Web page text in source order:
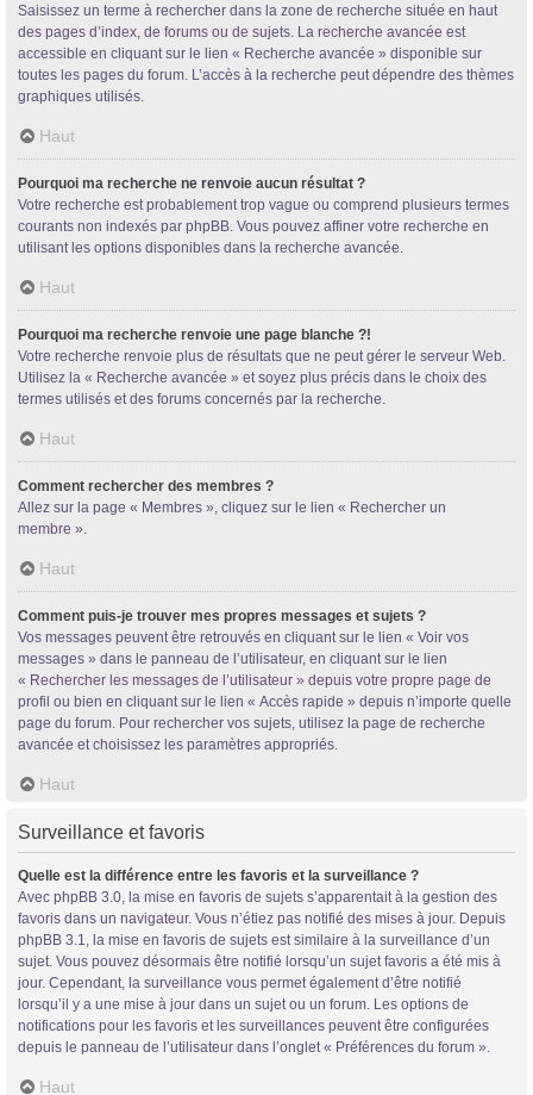
Saisissez un terme à rechercher dans la zone de recherche située en haut
des pages d’index, de forums ou de sujets. La recherche avancée est
accessible en cliquant sur le lien « Recherche avancée » disponible sur
toutes les pages du forum. L’accès à la recherche peut dépendre des thèmes
graphiques utilisés.
Haut
Pourquoi ma recherche ne renvoie aucun résultat ?
Votre recherche est probablement trop vague ou comprend plusieurs termes
courants non indexés par phpBB. Vous pouvez affiner votre recherche en
utilisant les options disponibles dans la recherche avancée.
Haut
Pourquoi ma recherche renvoie une page blanche ?!
Votre recherche renvoie plus de résultats que ne peut gérer le serveur Web.
Utilisez la « Recherche avancée » et soyez plus précis dans le choix des
termes utilisés et des forums concernés par la recherche.
Haut
Comment rechercher des membres ?
Allez sur la page « Membres », cliquez sur le lien « Rechercher un
membre ».
Haut
Comment puis-je trouver mes propres messages et sujets ?
Vos messages peuvent être retrouvés en cliquant sur le lien « Voir vos
messages » dans le panneau de l’utilisateur, en cliquant sur le lien
« Rechercher les messages de l’utilisateur » depuis votre propre page de
profil ou bien en cliquant sur le lien « Accès rapide » depuis n’importe quelle
page du forum. Pour rechercher vos sujets, utilisez la page de recherche
avancée et choisissez les paramètres appropriés.
Haut
Surveillance et favoris
Quelle est la différence entre les favoris et la surveillance ?
Avec phpBB 3.0, la mise en favoris de sujets s’apparentait à la gestion des
favoris dans un navigateur. Vous n’étiez pas notifié des mises à jour. Depuis
phpBB 3.1, la mise en favoris de sujets est similaire à la surveillance d’un
sujet. Vous pouvez désormais être notifié lorsqu’un sujet favoris a été mis à
jour. Cependant, la surveillance vous permet également d’être notifié
lorsqu’il y a une mise à jour dans un sujet ou un forum. Les options de
notifications pour les favoris et les surveillances peuvent être configurées
depuis le panneau de l’utilisateur dans l’onglet « Préférences du forum ».
Haut